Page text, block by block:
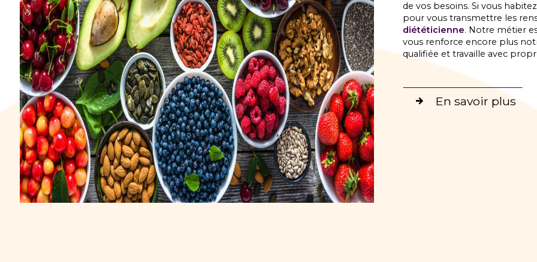
de vos besoins. Si vous
pour vous transmettre les
diététicienne. Notre métier
vous renforce encore plus
qualifiée et travaille avec
En savoir plus